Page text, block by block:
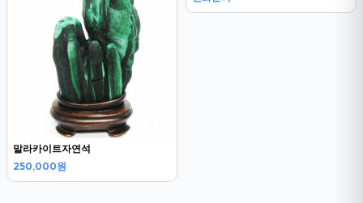
말라카이트자연석
250,000원